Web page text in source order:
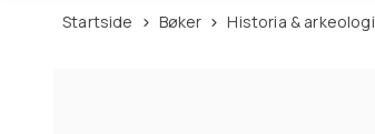
Startside Bøker Historia & arkeologi